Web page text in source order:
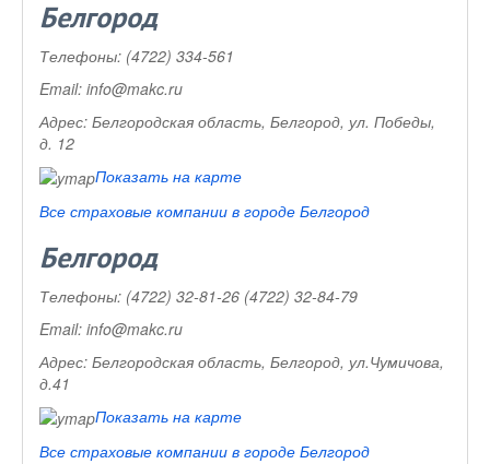
Белгород
Телефоны: (4722) 334-561
Email: info@makc.ru
Адрес: Белгородская область, Белгород, ул. Победы,
д. 12
Показать на карте
Все страховые компании в городе Белгород
Белгород
Телефоны: (4722) 32-81-26 (4722) 32-84-79
Email: info@makc.ru
Адрес: Белгородская область, Белгород, ул.Чумичова,
д.41
Показать на карте
Все страховые компании в городе Белгород